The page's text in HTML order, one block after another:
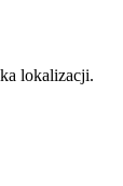
lokalizacji.